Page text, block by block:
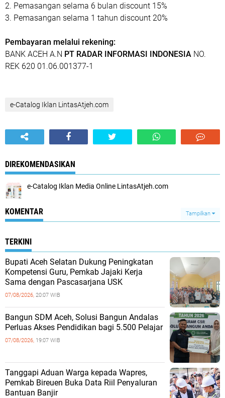
2. Pemasangan selama 6 bulan discount 15%
3. Pemasangan selama 1 tahun discount 20%
Pembayaran melalui rekening:
BANK ACEH A.N PT RADAR INFORMASI INDONESIA NO.
REK 620 01.06.001377-1
e-Catalog Iklan LintasAtjeh.com
DIREKOMENDASIKAN
e-Catalog Iklan Media Online LintasAtjeh.com
KOMENTAR Tampilkan
TERKINI
Bupati Aceh Selatan Dukung Peningkatan
Kompetensi Guru, Pemkab Jajaki Kerja
Sama dengan Pascasarjana USK
07/08/2026, 20:07 WIB
‎Bangun SDM Aceh, Solusi Bangun Andalas
Perluas Akses Pendidikan bagi 5.500 Pelajar ‎
07/08/2026, 19:07 WIB
Tanggapi Aduan Warga kepada Wapres,
Pemkab Bireuen Buka Data Riil Penyaluran
Bantuan Banjir